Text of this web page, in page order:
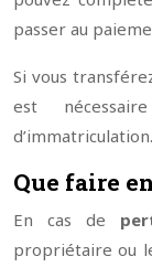
passer au
Si vous
est
d’immatriculation.
Que faire
En cas de
propriétaire ou